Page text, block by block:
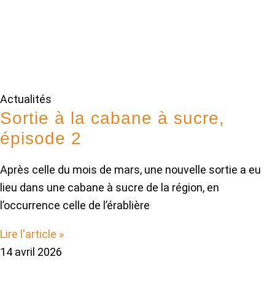
Actualités
Sortie à la cabane à sucre,
épisode 2
Après celle du mois de mars, une nouvelle sortie a eu
lieu dans une cabane à sucre de la région, en
l’occurrence celle de l’érablière
Lire l'article »
14 avril 2026